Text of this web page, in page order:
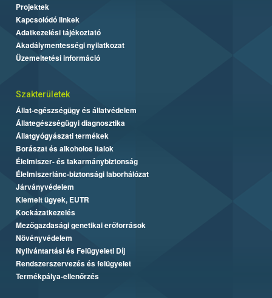
Projektek
Kapcsolódó linkek
Adatkezelési tájékoztató
Akadálymentességi nyilatkozat
Üzemeltetési információ
Szakterületek
Állat-egészségügy és állatvédelem
Állategészségügyi diagnosztika
Állatgyógyászati termékek
Borászat és alkoholos italok
Élelmiszer- és takarmánybiztonság
Élelmiszerlánc-biztonsági laborhálózat
Járványvédelem
Kiemelt ügyek, EUTR
Kockázatkezelés
Mezőgazdasági genetikai erőforrások
Növényvédelem
Nyilvántartási és Felügyeleti Díj
Rendszerszervezés és felügyelet
Termékpálya-ellenőrzés